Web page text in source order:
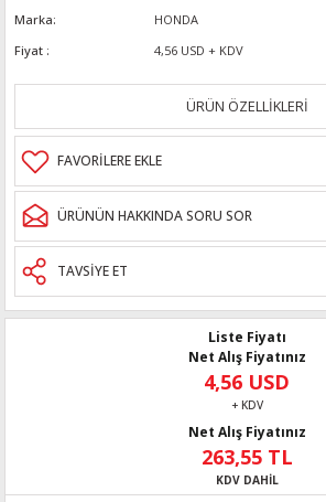
KASNAKLI ALTERNATÖRLER - 1500
Marka
HONDA
Fiyat
4,56 USD + KDV
ÜRÜN ÖZELLİKLERİ
ÜRÜNÜN HAKKINDA SORU SOR
TAVSİYE ET
Liste Fiyatı
Net Alış Fiyatınız
4,56 USD
+ KDV
Net Alış Fiyatınız
263,55 TL
KDV DAHİL